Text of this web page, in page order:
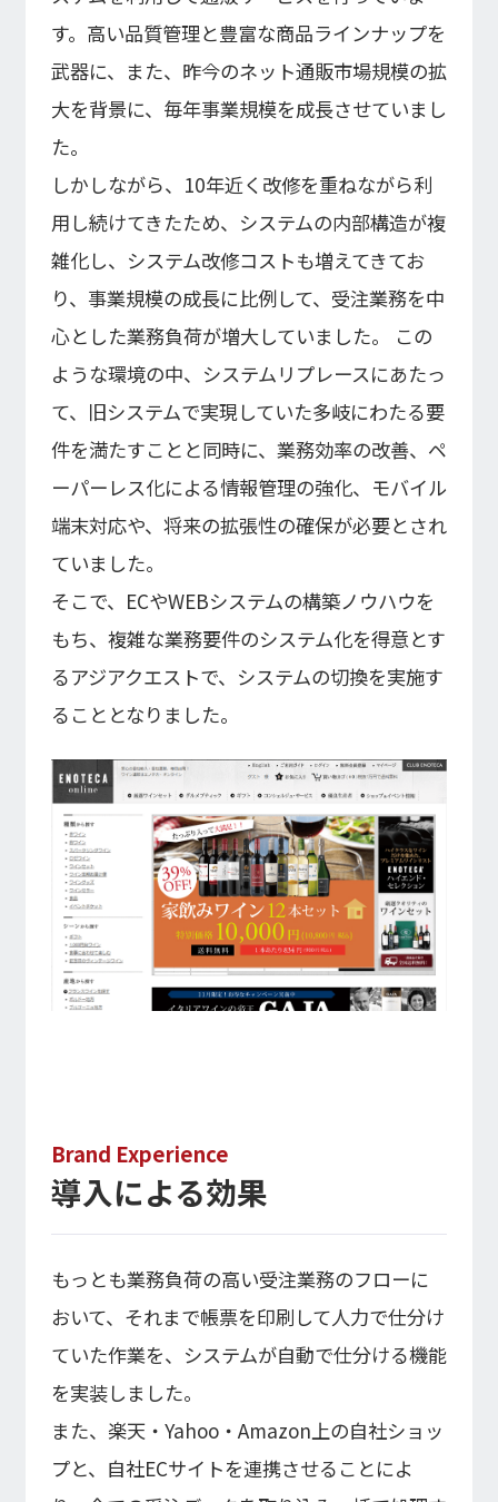
株式基本情報
株価情報
その他IR情報
IRカレンダー
ディスクロージャーポリシー
免責事項
IR情報お問合せ
電子公告
電子公告
す。高い品質管理と豊富な商品ラインナップを
武器に、また、昨今のネット通販市場規模の拡
大を背景に、毎年事業規模を成長させていまし
た。
しかしながら、10年近く改修を重ねながら利
用し続けてきたため、システムの内部構造が複
雑化し、システム改修コストも増えてきてお
り、事業規模の成長に比例して、受注業務を中
心とした業務負荷が増大していました。 この
ような環境の中、システムリプレースにあたっ
て、旧システムで実現していた多岐にわたる要
件を満たすことと同時に、業務効率の改善、ペ
ーパーレス化による情報管理の強化、モバイル
端末対応や、将来の拡張性の確保が必要とされ
ていました。
そこで、ECやWEBシステムの構築ノウハウを
もち、複雑な業務要件のシステム化を得意とす
るアジアクエストで、システムの切換を実施す
ることとなりました。
Brand Experience
導入による効果
もっとも業務負荷の高い受注業務のフローに
おいて、それまで帳票を印刷して人力で仕分け
ていた作業を、システムが自動で仕分ける機能
を実装しました。
また、楽天・Yahoo・Amazon上の自社ショッ
プと、自社ECサイトを連携させることによ